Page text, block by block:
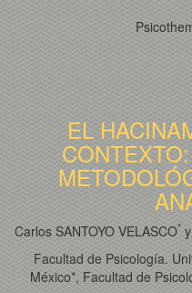
EL
Carlos SANTOYO VELASCO*y
Facultad de Psicología.
México*, Facultad de